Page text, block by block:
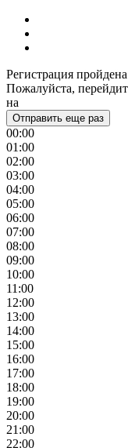
Регистрация
Пожалуйста,
на
Отправить еще раз
00:00
01:00
02:00
03:00
04:00
05:00
06:00
07:00
08:00
09:00
10:00
11:00
12:00
13:00
14:00
15:00
16:00
17:00
18:00
19:00
20:00
21:00
22:00